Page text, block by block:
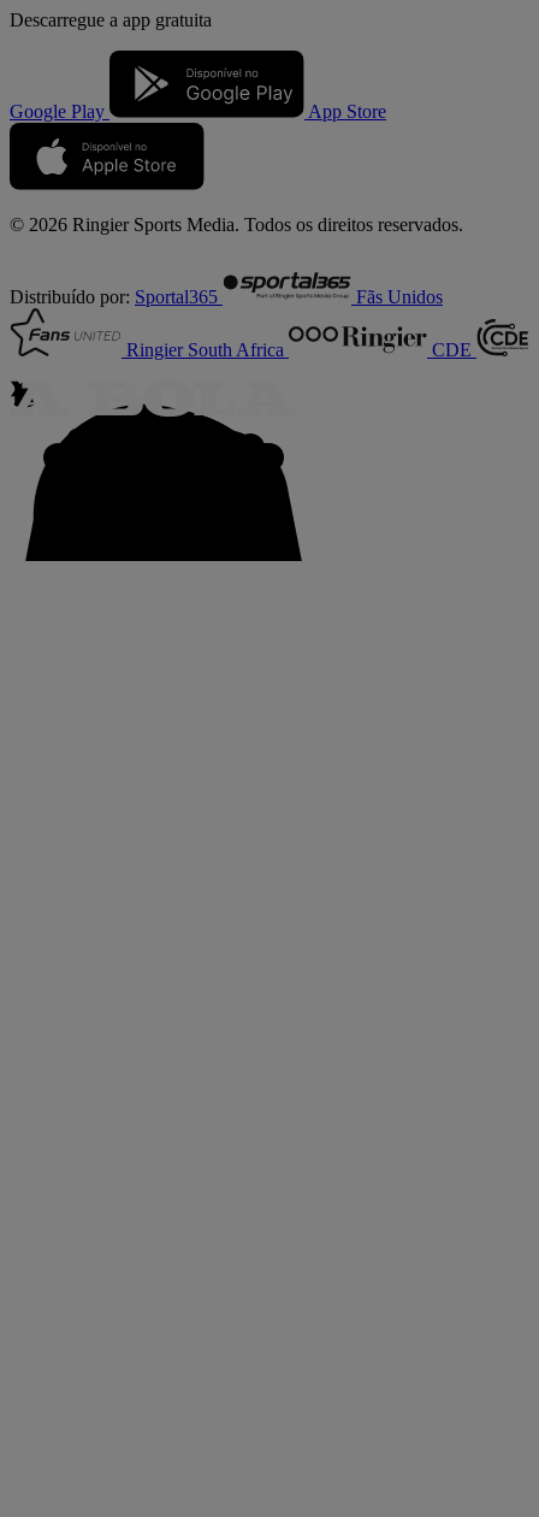
Descarregue a app gratuita
Google Play App Store
© 2026 Ringier Sports Media. Todos os direitos reservados.
Distribuído por: Sportal365 Fãs Unidos
Ringier South Africa CDE